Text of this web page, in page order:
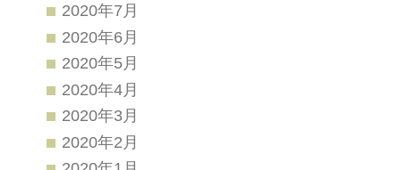
2020年7月
2020年6月
2020年5月
2020年4月
2020年3月
2020年2月